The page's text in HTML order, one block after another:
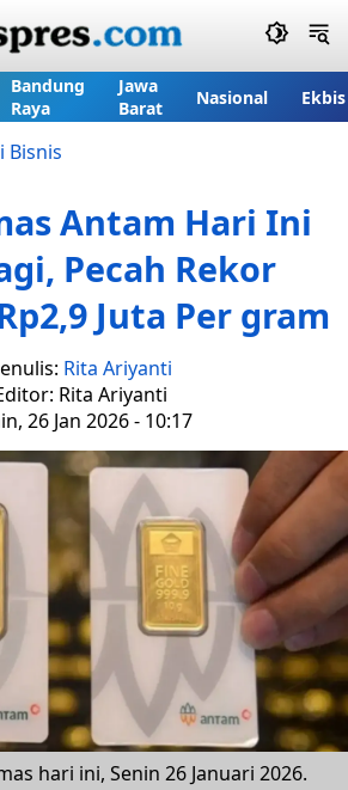
Bandung
Raya
Jawa
Barat
Nasional Ekbis
Bisnis
Antam Hari Ini
Pecah Rekor
Juta Per gram
Rita Ariyanti
Rita Ariyanti
26 Jan 2026 - 10:17
hari ini, Senin 26 Januari 2026.